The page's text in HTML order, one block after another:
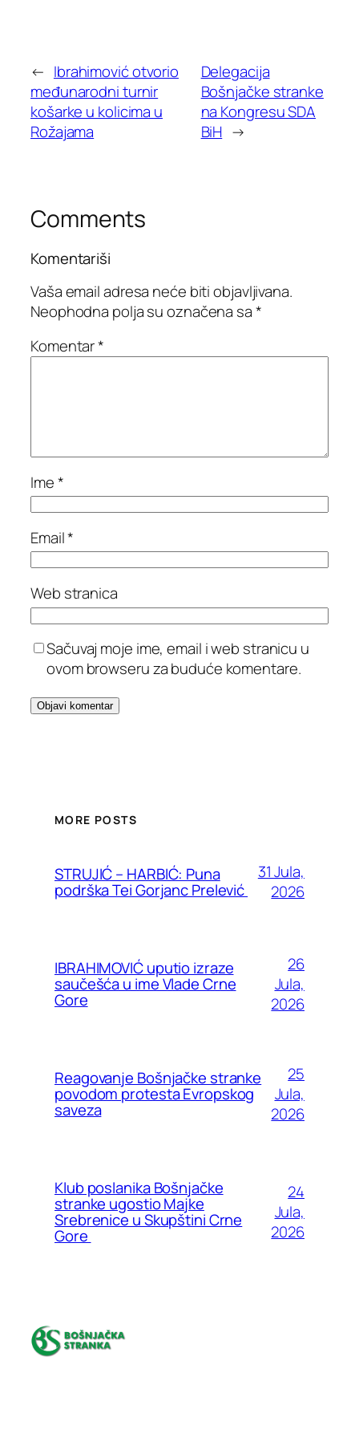
← Ibrahimović otvorio
međunarodni turnir
košarke u kolicima u
Rožajama
Delegacija
Bošnjačke stranke
na Kongresu SDA
BiH →
Comments
Komentariši
Vaša email adresa neće biti objavljivana.
Neophodna polja su označena sa*
Komentar*
Ime*
Email*
Web stranica
Sačuvaj moje ime, email i web stranicu u
ovom browseru za buduće komentare.
MORE POSTS
STRUJIĆ – HARBIĆ: Puna
podrška Tei Gorjanc Prelević
31 Jula,
2026
IBRAHIMOVIĆ uputio izraze
saučešća u ime Vlade Crne
Gore
26
Jula,
2026
Reagovanje Bošnjačke stranke
povodom protesta Evropskog
saveza
25
Jula,
2026
Klub poslanika Bošnjačke
stranke ugostio Majke
Srebrenice u Skupštini Crne
Gore
24
Jula,
2026